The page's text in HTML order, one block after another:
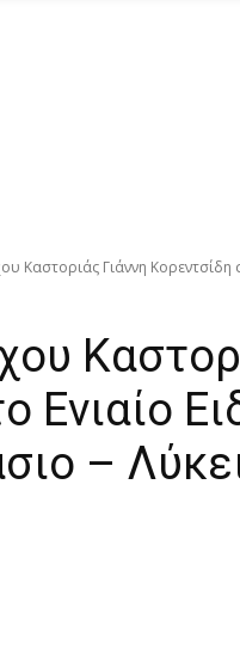
Καστοριάς Γιάννη Κορεντσίδη
Ενιαίο
–